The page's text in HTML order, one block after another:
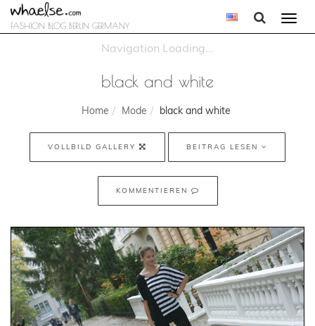
FASHION BLOG BERLIN GERMANY
black and white
Home Mode black and white
VOLLBILD GALLERY BEITRAG LESEN
KOMMENTIEREN